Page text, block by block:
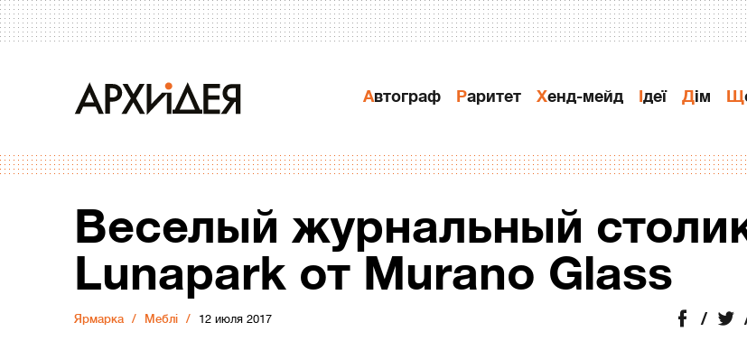
Автограф Раритет Хенд-мейд Ідеї Дiм
Веселый журнальный
Lunapark от Murano Glass
Ярмарка Меблі 12 июля 2017